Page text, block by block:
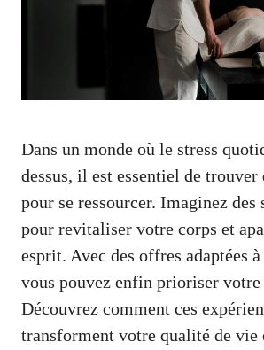
Dans un monde où le stress
dessus, il est essentiel de trouver
pour se ressourcer. Imaginez des
pour revitaliser votre corps et
esprit. Avec des offres adaptées
vous pouvez enfin prioriser votre
Découvrez comment ces
transforment votre qualité de vie